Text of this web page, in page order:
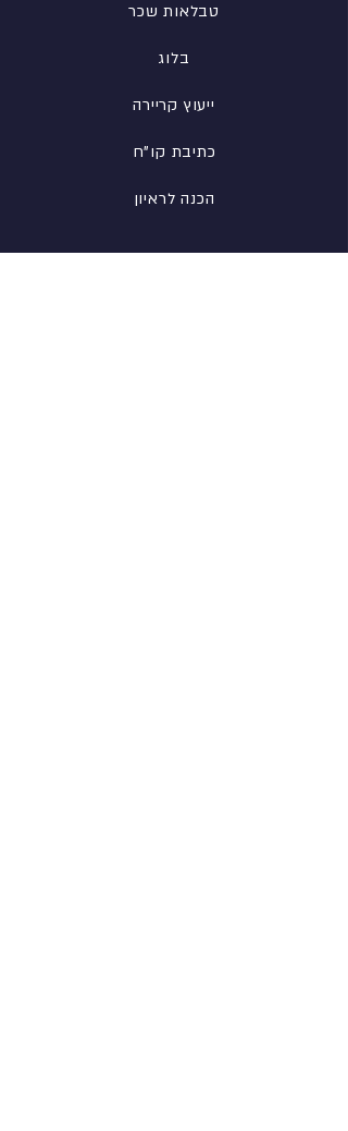
טבלאות שכר
בלוג
ייעוץ קריירה
כתיבת קו"ח
הכנה לראיון